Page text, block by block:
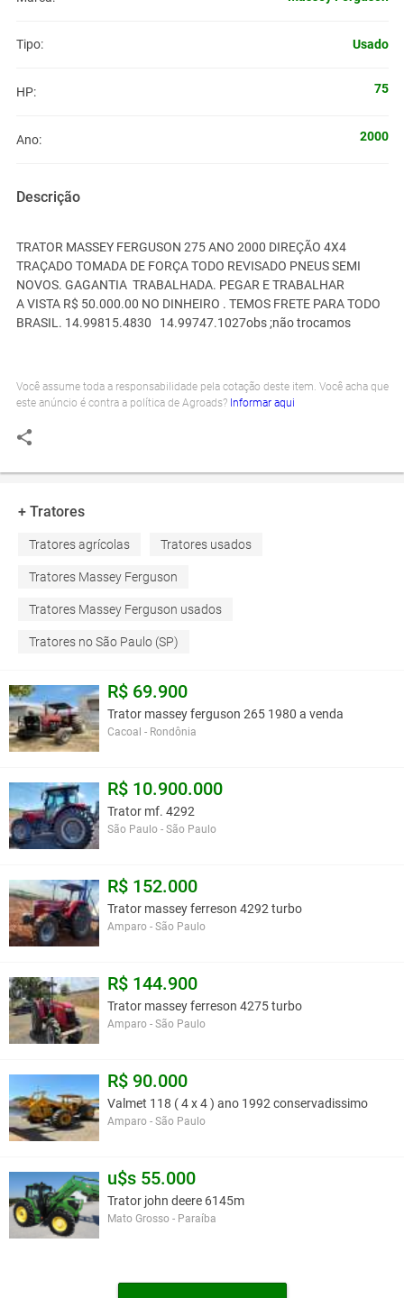
Tipo: Usado
HP: 75
Ano: 2000
Descrição
TRATOR MASSEY FERGUSON 275 ANO 2000 DIREÇÃO 4X4
TRAÇADO TOMADA DE FORÇA TODO REVISADO PNEUS SEMI
NOVOS. GAGANTIA TRABALHADA. PEGAR E TRABALHAR
A VISTA R$ 50.000.00 NO DINHEIRO . TEMOS FRETE PARA TODO
BRASIL. 14.99815.4830 14.99747.1027obs ;não trocamos
Você assume toda a responsabilidade pela cotação deste item. Você acha que
este anúncio é contra a política de Agroads? Informar aqui
+ Tratores
Tratores agrícolas Tratores usados
Tratores Massey Ferguson
Tratores Massey Ferguson usados
Tratores no São Paulo (SP)
R$ 69.900
Trator massey ferguson 265 1980 a venda
Cacoal - Rondônia
R$ 10.900.000
Trator mf. 4292
São Paulo - São Paulo
R$ 152.000
Trator massey ferreson 4292 turbo
Amparo - São Paulo
R$ 144.900
Trator massey ferreson 4275 turbo
Amparo - São Paulo
R$ 90.000
Valmet 118 ( 4 x 4 ) ano 1992 conservadissimo
Amparo - São Paulo
u$s 55.000
Trator john deere 6145m
Mato Grosso - Paraíba